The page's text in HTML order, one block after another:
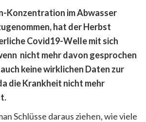
Konzentration im Abwasser
hat der Herbst
Covid19-Welle mit sich
nicht mehr davon gesprochen
keine wirklichen Daten zur
die Krankheit nicht mehr
Schlüsse daraus ziehen, wie viele